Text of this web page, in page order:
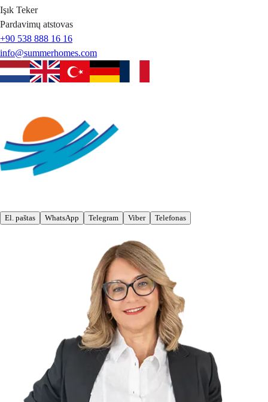
Işık Teker
Pardavimų atstovas
+90 538 888 16 16
info@summerhomes.com
El. paštas WhatsApp Telegram Viber Telefonas